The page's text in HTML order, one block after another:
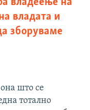
владеење на
владата и
зборуваме
што се
тотално